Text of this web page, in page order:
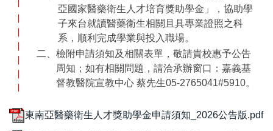
亞國家醫藥衛生人才培育獎助學金」，協助學
子來台就讀醫藥衛生相關且具專業證照之科
系，順利完成學業與投入職場。
二、 檢附申請須知及相關表單，敬請貴校惠予公告
周知；如有相關問題，請洽承辦窗口：嘉義基
督教醫院宣教中心 蔡先生05-2765041#5910。
東南亞醫藥衛生人才獎助學金申請須知_2026公告版.pdf